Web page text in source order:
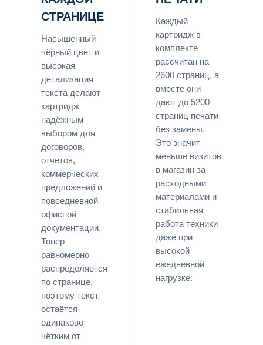
СТРАНИЦЕ
Насыщенный
чёрный цвет и
высокая
детализация
текста делают
картридж
надёжным
выбором для
договоров,
отчётов,
коммерческих
предложений и
повседневной
офисной
документации.
Тонер
равномерно
распределяется
по странице,
поэтому текст
остаётся
одинаково
чётким от
Каждый
картридж в
комплекте
рассчитан на
2600 страниц, а
вместе они
дают до 5200
страниц печати
без замены.
Это значит
меньше визитов
в магазин за
расходными
материалами и
стабильная
работа техники
даже при
высокой
ежедневной
нагрузке.